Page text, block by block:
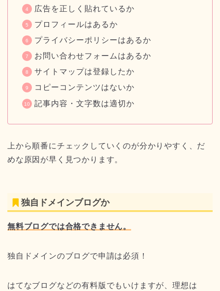
広告を正しく貼れているか
プロフィールはあるか
プライバシーポリシーはあるか
お問い合わせフォームはあるか
サイトマップは登録したか
コピーコンテンツはないか
記事内容・文字数は適切か
上から順番にチェックしていくのが分かりやすく、だ
めな原因が早く見つかります。
独自ドメインブログか
無料ブログでは合格できません。
独自ドメインのブログで申請は必須！
はてなブログなどの有料版でもいけますが、理想は